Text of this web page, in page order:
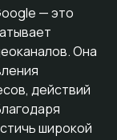
— это
Она
действий
широкой